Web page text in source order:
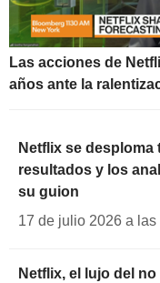
Las acciones de
años ante la
Netflix se desploma
resultados y los
su guion
17 de julio 2026 a las
Netflix, el lujo del no